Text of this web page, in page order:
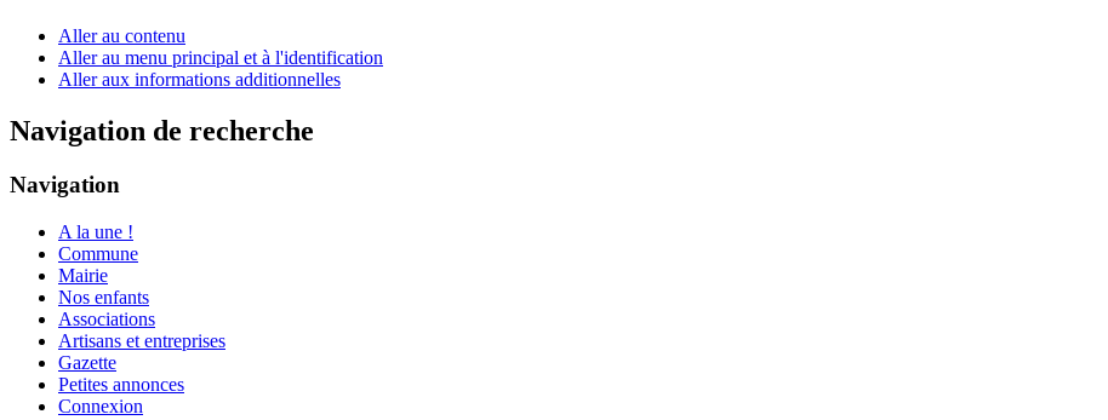
Aller au contenu
Aller au menu principal et à l'identification
Aller aux informations additionnelles
Navigation de recherche
Navigation
A la une !
Commune
Mairie
Nos enfants
Associations
Artisans et entreprises
Gazette
Petites annonces
Connexion